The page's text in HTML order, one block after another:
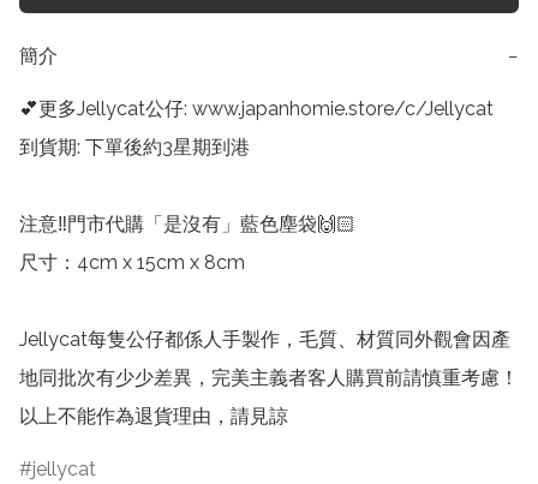
簡介 −
💕更多Jellycat公仔: www.japanhomie.store/c/Jellycat
到貨期: 下單後約3星期到港
注意‼️門市代購「是沒有」藍色塵袋🙌🏻
尺寸：4cm x 15cm x 8cm
Jellycat每隻公仔都係人手製作，毛質、材質同外觀會因產
地同批次有少少差異，完美主義者客人購買前請慎重考慮！
以上不能作為退貨理由，請見諒
jellycat